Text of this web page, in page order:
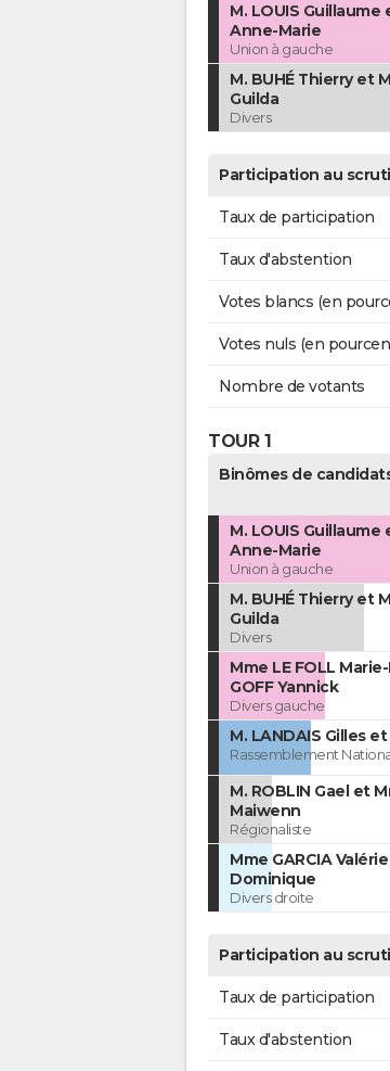
M. LOUIS Guillaume
Anne-Marie
Union à gauche
M. BUHÉ Thierry et
Guilda
Divers
Participation au
Taux de participation
Taux d'abstention
Votes blancs (en
Votes nuls (en
Nombre de votants
TOUR 1
Binômes de
M. LOUIS Guillaume
Anne-Marie
Union à gauche
M. BUHÉ Thierry et
Guilda
Divers
Mme LE FOLL
GOFF Yannick
Divers gauche
M. LANDAIS Gilles
Rassemblement
M. ROBLIN Gael et
Maiwenn
Régionaliste
Mme GARCIA
Dominique
Divers droite
Participation au
Taux de participation
Taux d'abstention